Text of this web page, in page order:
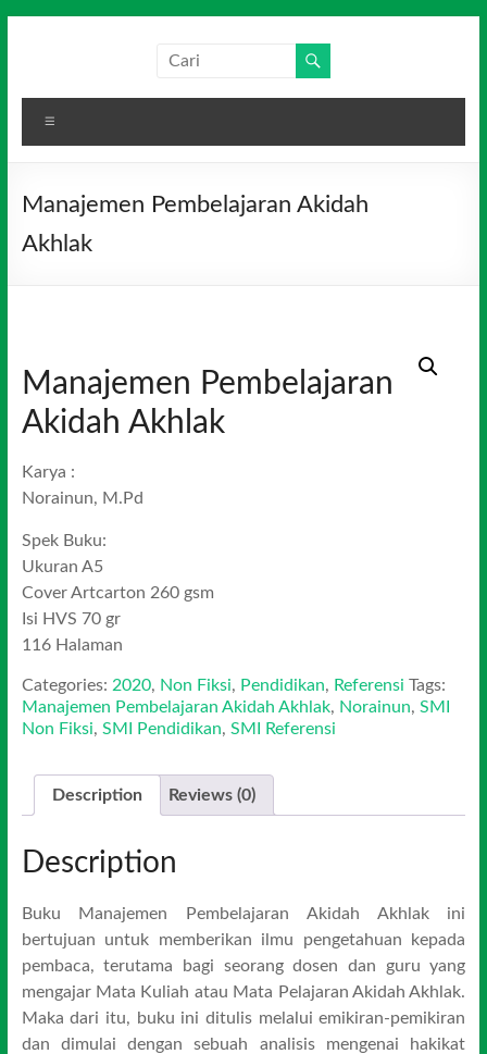
Media
Indonesia
Manajemen Pembelajaran Akidah
Akhlak
Manajemen Pembelajaran
Akidah Akhlak
Karya :
Norainun, M.Pd
Spek Buku:
Ukuran A5
Cover Artcarton 260 gsm
Isi HVS 70 gr
116 Halaman
Categories: 2020, Non Fiksi, Pendidikan, Referensi Tags:
Manajemen Pembelajaran Akidah Akhlak, Norainun, SMI
Non Fiksi, SMI Pendidikan, SMI Referensi
Description Reviews (0)
Description
Buku Manajemen Pembelajaran Akidah Akhlak ini
bertujuan untuk memberikan ilmu pengetahuan kepada
pembaca, terutama bagi seorang dosen dan guru yang
mengajar Mata Kuliah atau Mata Pelajaran Akidah Akhlak.
Maka dari itu, buku ini ditulis melalui emikiran-pemikiran
dan dimulai dengan sebuah analisis mengenai hakikat